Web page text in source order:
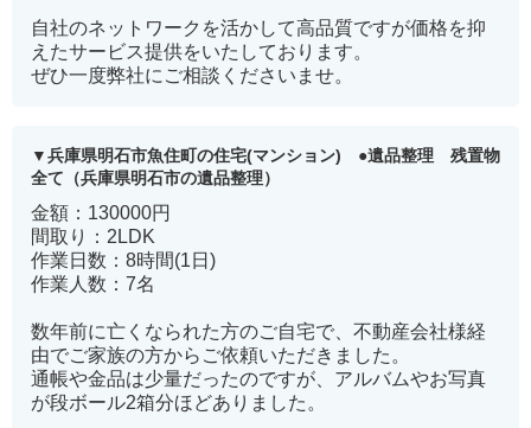
自社のネットワークを活かして高品質ですが価格を抑
えたサービス提供をいたしております。
ぜひ一度弊社にご相談くださいませ。
兵庫県明石市魚住町の住宅(マンション) ●遺品整理 残置物
全て（兵庫県明石市の遺品整理）
金額：130000円
間取り：2LDK
作業日数：8時間(1日)
作業人数：7名
数年前に亡くなられた方のご自宅で、不動産会社様経
由でご家族の方からご依頼いただきました。
通帳や金品は少量だったのですが、アルバムやお写真
が段ボール2箱分ほどありました。